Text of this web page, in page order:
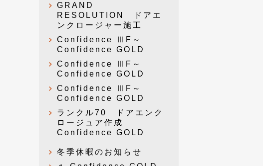
GRAND
RESOLUTION ドアエ
ンクロージャー施工
Confidence ⅢF～
Confidence GOLD
Confidence ⅢF～
Confidence GOLD
Confidence ⅢF～
Confidence GOLD
ランクル70 ドアエンク
ロージュア作成
Confidence GOLD
冬季休暇のお知らせ